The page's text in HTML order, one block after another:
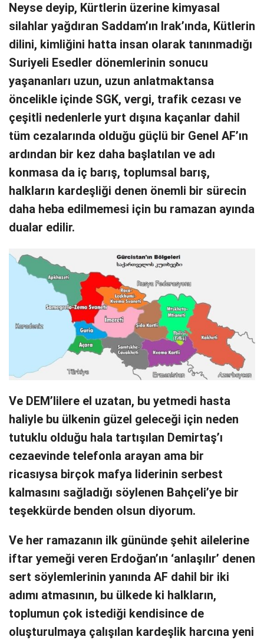
Neyse deyip, Kürtlerin üzerine kimyasal
silahlar yağdıran Saddam’ın Irak’ında, Kütlerin
dilini, kimliğini hatta insan olarak tanınmadığı
Suriyeli Esedler dönemlerinin sonucu
yaşananları uzun, uzun anlatmaktansa
öncelikle içinde SGK, vergi, trafik cezası ve
çeşitli nedenlerle yurt dışına kaçanlar dahil
tüm cezalarında olduğu güçlü bir Genel AF’ın
ardından bir kez daha başlatılan ve adı
konmasa da iç barış, toplumsal barış,
halkların kardeşliği denen önemli bir sürecin
daha heba edilmemesi için bu ramazan ayında
dualar edilir.
Ve DEM’lilere el uzatan, bu yetmedi hasta
haliyle bu ülkenin güzel geleceği için neden
tutuklu olduğu hala tartışılan Demirtaş’ı
cezaevinde telefonla arayan ama bir
ricasıysa birçok mafya liderinin serbest
kalmasını sağladığı söylenen Bahçeli’ye bir
teşekkürde benden olsun diyorum.
Ve her ramazanın ilk gününde şehit ailelerine
iftar yemeği veren Erdoğan’ın ‘anlaşılır’ denen
sert söylemlerinin yanında AF dahil bir iki
adımı atmasının, bu ülkede ki halkların,
toplumun çok istediği kendisince de
oluşturulmaya çalışılan kardeşlik harcına yeni